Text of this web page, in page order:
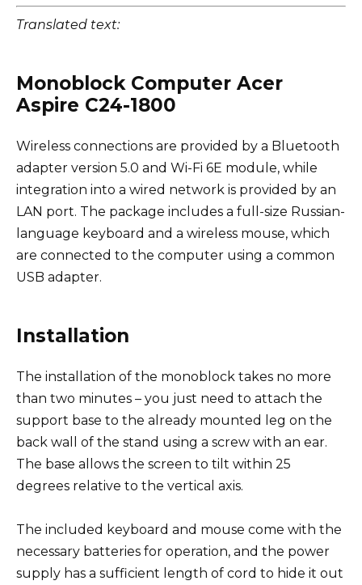
Translated text:
Monoblock Computer Acer
Aspire C24-1800
Wireless connections are provided by a Bluetooth
adapter version 5.0 and Wi-Fi 6E module, while
integration into a wired network is provided by an
LAN port. The package includes a full-size Russian-
language keyboard and a wireless mouse, which
are connected to the computer using a common
USB adapter.
Installation
The installation of the monoblock takes no more
than two minutes – you just need to attach the
support base to the already mounted leg on the
back wall of the stand using a screw with an ear.
The base allows the screen to tilt within 25
degrees relative to the vertical axis.
The included keyboard and mouse come with the
necessary batteries for operation, and the power
supply has a sufficient length of cord to hide it out